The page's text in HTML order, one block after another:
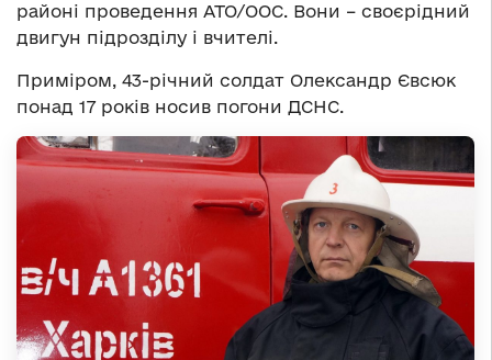
районі проведення АТО/ООС. Вони – своєрідний
двигун підрозділу і вчителі.
Приміром, 43-річний солдат Олександр Євсюк
понад 17 років носив погони ДСНС.